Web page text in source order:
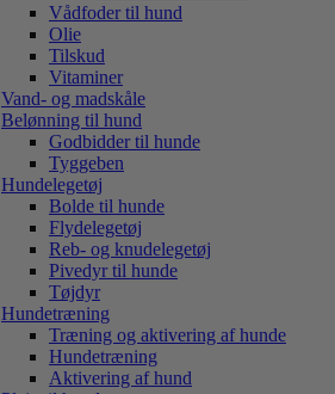
Vådfoder til hund
Olie
Tilskud
Vitaminer
Vand- og madskåle
Belønning til hund
Godbidder til hunde
Tyggeben
Hundelegetøj
Bolde til hunde
Flydelegetøj
Reb- og knudelegetøj
Pivedyr til hunde
Tøjdyr
Hundetræning
Træning og aktivering af hunde
Hundetræning
Aktivering af hund